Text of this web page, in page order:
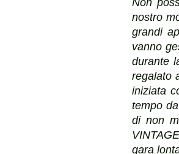
Non
nostro
grandi
vanno
durante
regalato
iniziata
tempo
di non
gara